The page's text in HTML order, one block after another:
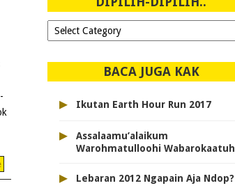
Dipilih-
dipilih..
BACA JUGA KAK
▸ Ikutan Earth Hour Run 2017
▸
Assalaamu’alaikum
Warohmatulloohi Wabarokaatuh
▸ Lebaran 2012 Ngapain Aja Ndop?